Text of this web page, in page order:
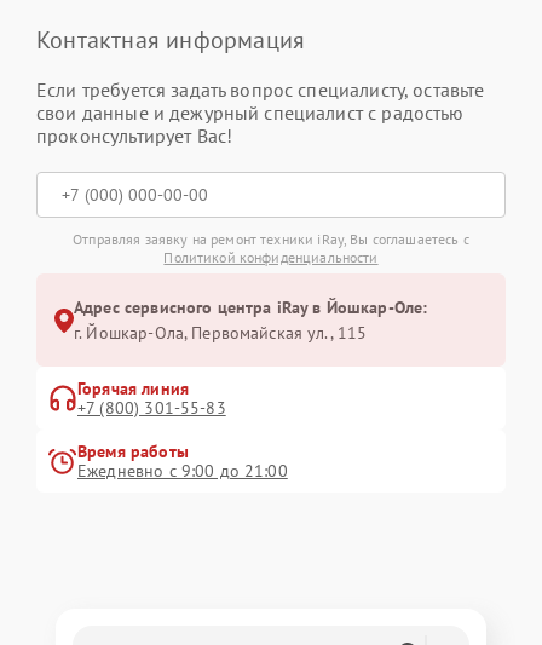
Контактная информация
Если требуется задать вопрос специалисту, оставьте
свои данные и дежурный специалист с радостью
проконсультирует Вас!
Отправляя заявку на ремонт техники iRay, Вы соглашаетесь с
Политикой конфиденциальности
Адрес сервисного центра iRay в Йошкар-Оле:
г. Йошкар-Ола, Первомайская ул., 115
Горячая линия
+7 (800) 301-55-83
Время работы
Ежедневно с 9:00 до 21:00